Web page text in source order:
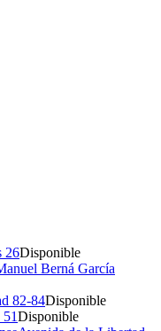
26Disponible
Berná García
82-84Disponible
Disponible